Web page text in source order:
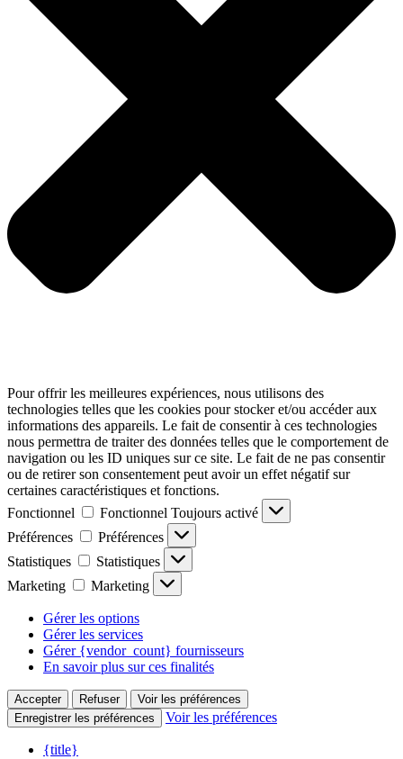
Pour offrir les meilleures expériences, nous utilisons des
technologies telles que les cookies pour stocker et/ou accéder aux
informations des appareils. Le fait de consentir à ces technologies
nous permettra de traiter des données telles que le comportement de
navigation ou les ID uniques sur ce site. Le fait de ne pas consentir
ou de retirer son consentement peut avoir un effet négatif sur
certaines caractéristiques et fonctions.
Fonctionnel
Fonctionnel Toujours activé
Préférences
Préférences
Statistiques
Statistiques
Marketing
Marketing
Gérer les options
Gérer les services
Gérer {vendor_count} fournisseurs
En savoir plus sur ces finalités
Accepter Refuser
Voir les préférences
Enregistrer les préférences
Voir les préférences
{title}